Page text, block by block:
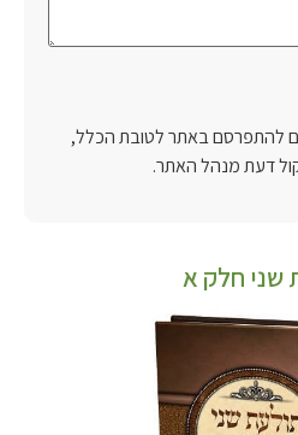
להתפרסם באתר לטובת הכלל,
דעת מנהל האתר.
שני חלק א